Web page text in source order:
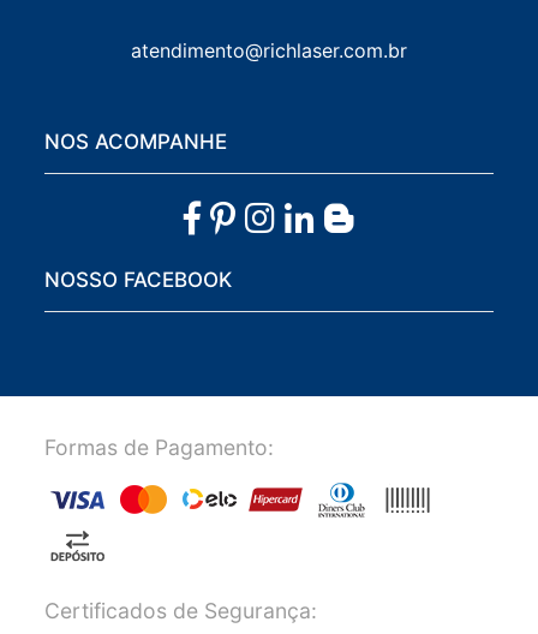
atendimento@richlaser.com.br
NOS ACOMPANHE
NOSSO FACEBOOK
Formas de Pagamento:
Certificados de Segurança: